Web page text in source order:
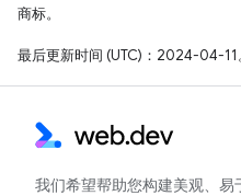
商标。
最后更新时间 (UTC)：2024-04-11
我们希望帮助您构建美观、易